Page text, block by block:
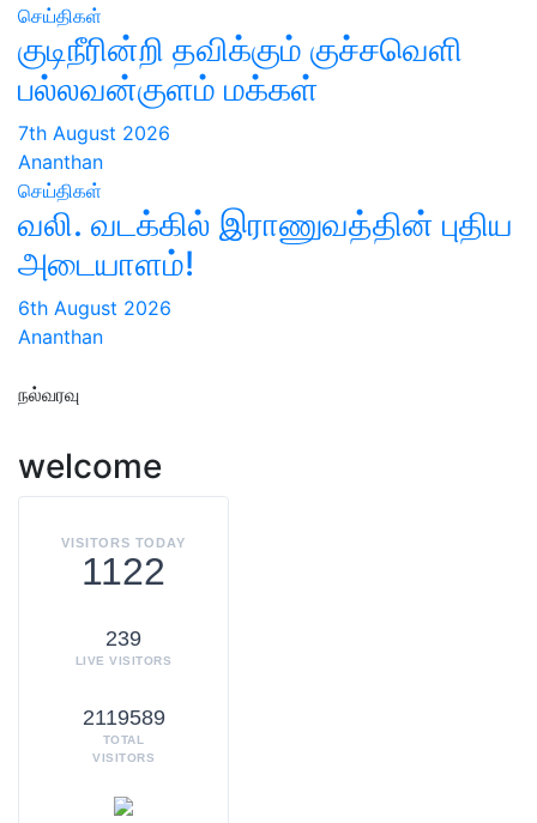
செய்திகள்
குடிநீரின்றி தவிக்கும் குச்சவெளி
பல்லவன்குளம் மக்கள்
7th August 2026
Ananthan
செய்திகள்
வலி. வடக்கில் இராணுவத்தின் புதிய
அடையாளம்!
6th August 2026
Ananthan
நல்வரவு
welcome
VISITORS TODAY
1122
239
LIVE VISITORS
2119589
TOTAL
VISITORS